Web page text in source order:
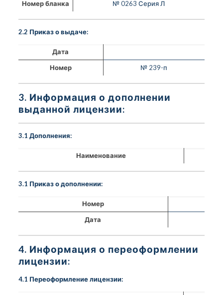
Номер бланка
№ 0263 Серия Л
2.2 Приказ о выдаче:
Дата
Номер
№ 239-п
3. Информация о дополнении
выданной лицензии:
3.1 Дополнения:
Наименование
3.1 Приказ о дополнении:
Номер
Дата
4. Информация о переоформлении
лицензии:
4.1 Переоформление лицензии: